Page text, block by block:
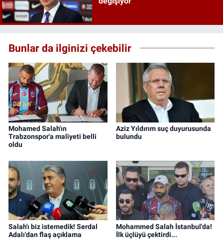
Bunlar da ilginizi çekebilir
Mohamed Salah'ın
Trabzonspor'a maliyeti belli
oldu
Aziz Yıldırım suç duyurusunda
bulundu
Salah'ı biz istemedik! Serdal
Adalı'dan flaş açıklama
Mohammed Salah İstanbul'da!
İlk üçlüyü çektirdi...